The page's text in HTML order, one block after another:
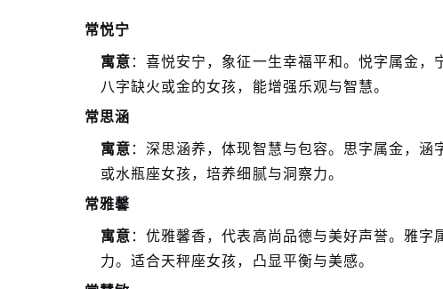
常悦宁
寓意 ：喜悦安宁，象征一生幸福平和。悦字属金
八字缺火或金的女孩，能增强乐观与智慧。
常思涵
寓意 ：深思涵养，体现智慧与包容。思字属金，
或水瓶座女孩，培养细腻与洞察力。
常雅馨
寓意 ：优雅馨香，代表高尚品德与美好声誉。雅
力。适合天秤座女孩，凸显平衡与美感。